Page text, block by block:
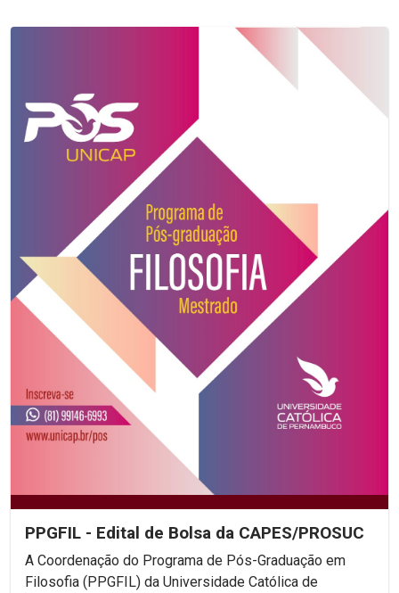
PPGFIL - Edital de Bolsa da CAPES/PROSUC
A Coordenação do Programa de Pós-Graduação em
Filosofia (PPGFIL) da Universidade Católica de